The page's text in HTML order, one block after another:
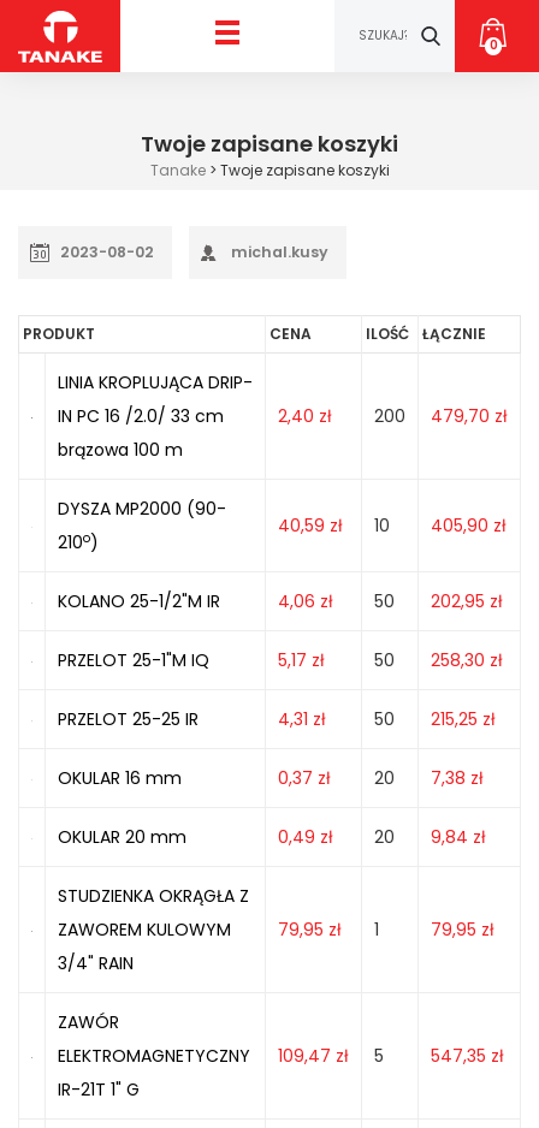
0
Twoje zapisane koszyki
Tanake> Twoje zapisane koszyki
2023-08-02 michal.kusy
PRODUKT CENA ILOŚĆ ŁĄCZNIE
LINIA KROPLUJĄCA DRIP-
IN PC 16 /2.0/ 33 cm
brązowa 100 m
2,40 zł 200 479,70 zł
DYSZA MP2000 (90-
210o)
40,59 zł 10 405,90 zł
KOLANO 25-1/2"M IR 4,06 zł 50 202,95 zł
PRZELOT 25-1"M IQ 5,17 zł 50 258,30 zł
PRZELOT 25-25 IR 4,31 zł 50 215,25 zł
OKULAR 16 mm 0,37 zł 20 7,38 zł
OKULAR 20 mm 0,49 zł 20 9,84 zł
STUDZIENKA OKRĄGŁA Z
ZAWOREM KULOWYM
3/4" RAIN
79,95 zł 1 79,95 zł
ZAWÓR
ELEKTROMAGNETYCZNY
IR-21T 1" G
109,47 zł 5 547,35 zł